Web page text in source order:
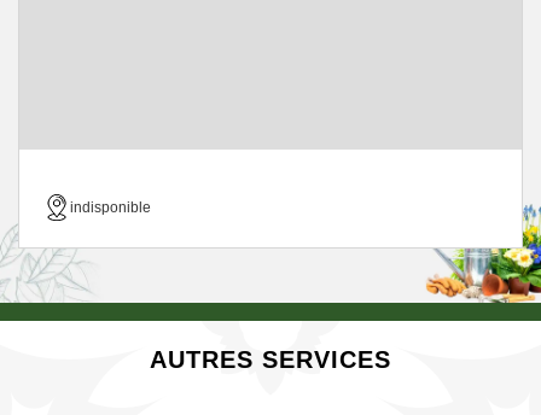
indisponible
AUTRES SERVICES